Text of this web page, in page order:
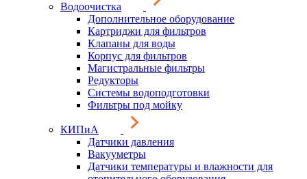
Водоочистка
Дополнительное оборудование
Картриджи для фильтров
Клапаны для воды
Корпус для фильтров
Магистральные фильтры
Редукторы
Системы водоподготовки
Фильтры под мойку
КИПиА
Датчики давления
Вакууметры
Датчики температуры и влажности для